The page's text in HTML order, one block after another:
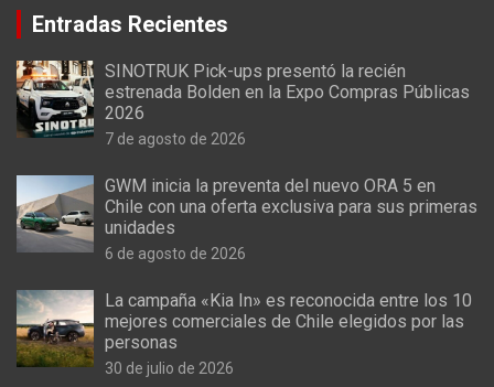
Entradas Recientes
SINOTRUK Pick-ups presentó la recién
estrenada Bolden en la Expo Compras Públicas
2026
7 de agosto de 2026
GWM inicia la preventa del nuevo ORA 5 en
Chile con una oferta exclusiva para sus primeras
unidades
6 de agosto de 2026
La campaña «Kia In» es reconocida entre los 10
mejores comerciales de Chile elegidos por las
personas
30 de julio de 2026